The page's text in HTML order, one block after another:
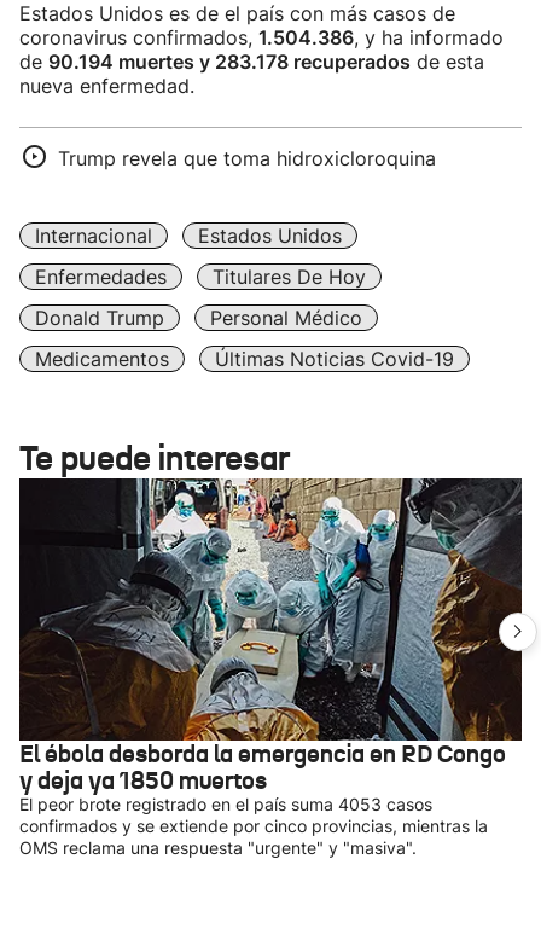
Estados Unidos es de el país con más casos de
coronavirus confirmados, 1.504.386, y ha informado
de 90.194 muertes y 283.178 recuperados de esta
nueva enfermedad.
Trump revela que toma hidroxicloroquina
Internacional
Estados Unidos
Enfermedades
Titulares De Hoy
Donald Trump
Personal Médico
Medicamentos
Últimas Noticias Covid-19
Te puede interesar
El ébola desborda la emergencia en RD Congo
y deja ya 1850 muertos
El peor brote registrado en el país suma 4053 casos
confirmados y se extiende por cinco provincias, mientras la
OMS reclama una respuesta "urgente" y "masiva".